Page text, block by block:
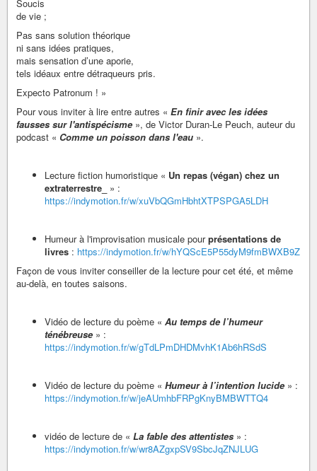
Soucis
de vie ;
Pas sans solution théorique
ni sans idées pratiques,
mais sensation d’une aporie,
tels idéaux entre détraqueurs pris.
Expecto Patronum ! »
Pour vous inviter à lire entre autres « En finir avec les idées
fausses sur l'antispécisme », de Victor Duran-Le Peuch, auteur du
podcast « Comme un poisson dans l'eau ».
Lecture fiction humoristique « Un repas (végan) chez un
extraterrestre_
» :
https://indymotion.fr/w/xuVbQGmHbhtXTPSPGA5LDH
Humeur à l'improvisation musicale pourprésentations de
livres : https://indymotion.fr/w/hYQScE5P55dyM9fmBWXB9Z
Façon de vous inviter conseiller de la lecture pour cet été, et même
au-delà, en toutes saisons.
Vidéo de lecture du poème « Au temps de l’humeur
ténébreuse » :
https://indymotion.fr/w/gTdLPmDHDMvhK1Ab6hRSdS
Vidéo de lecture du poème « Humeur à l’intention lucide » :
https://indymotion.fr/w/jeAUmhbFRPgKnyBMBWTTQ4
vidéo de lecture de « La fable des attentistes » :
https://indymotion.fr/w/wr8AZgxpSV9SbcJqZNJLUG